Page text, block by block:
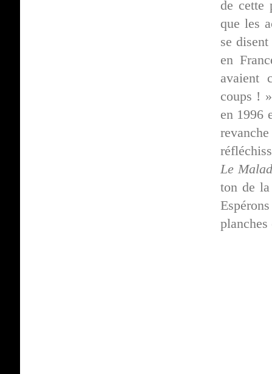
de cette
que les
se
en
avaient
coups !
en 1996
Le
ton de